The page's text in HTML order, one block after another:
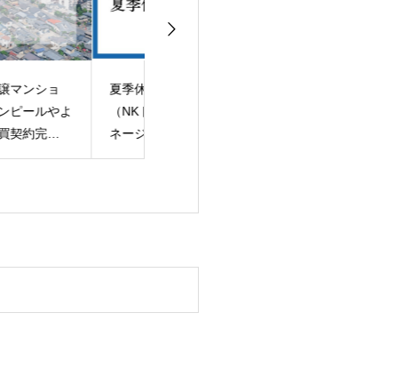
夏季休暇のご案内
（NKトラスト・NKマ
ネージメント・NKフ
ューチャービジョン）